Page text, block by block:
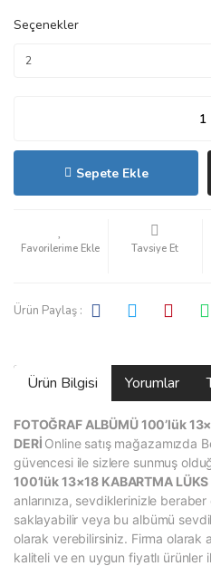
Seçenekler
Sepete Ekle
Tavsiye Et
Ürün Paylaş :
Ürün Bilgisi Yorumlar
FOTOĞRAF ALBÜMÜ 100’lük
DERİ Online satış mağazamızda
güvencesi ile sizlere sunmuş
100’lük 13×18 KABARTMA LÜKS
anlarınıza, sevdiklerinizle beraber
saklayabilir veya bu albümü
olarak verebilirsiniz. Firma olarak
kaliteli ve en uygun fiyatlı ürünler